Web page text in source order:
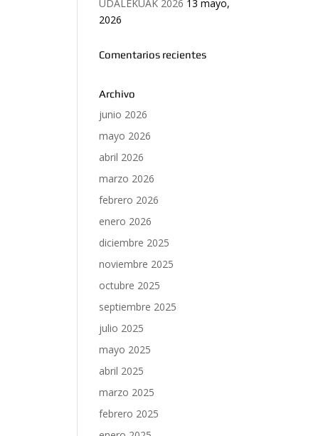
UDALEKUAK 2026 13 mayo,
2026
Comentarios recientes
Archivo
junio 2026
mayo 2026
abril 2026
marzo 2026
febrero 2026
enero 2026
diciembre 2025
noviembre 2025
octubre 2025
septiembre 2025
julio 2025
mayo 2025
abril 2025
marzo 2025
febrero 2025